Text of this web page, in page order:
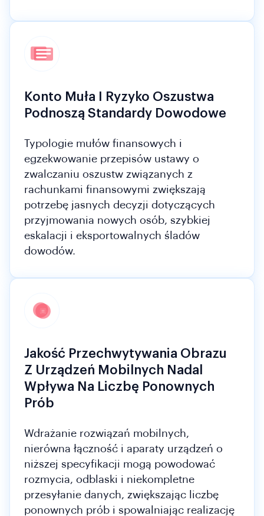
Konto Muła I Ryzyko Oszustwa
Podnoszą Standardy Dowodowe
Typologie mułów finansowych i
egzekwowanie przepisów ustawy o
zwalczaniu oszustw związanych z
rachunkami finansowymi zwiększają
potrzebę jasnych decyzji dotyczących
przyjmowania nowych osób, szybkiej
eskalacji i eksportowalnych śladów
dowodów.
Jakość Przechwytywania Obrazu
Z Urządzeń Mobilnych Nadal
Wpływa Na Liczbę Ponownych
Prób
Wdrażanie rozwiązań mobilnych,
nierówna łączność i aparaty urządzeń o
niższej specyfikacji mogą powodować
rozmycia, odblaski i niekompletne
przesyłanie danych, zwiększając liczbę
ponownych prób i spowalniając realizację